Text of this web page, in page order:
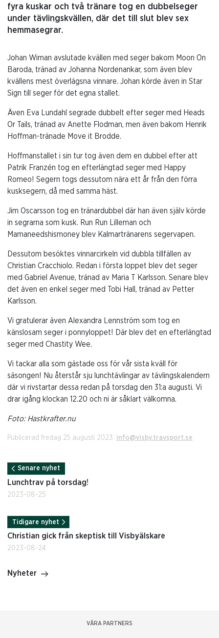
fyra kuskar och två tränare tog en dubbelseger
under tävlingskvällen, där det till slut blev sex
hemmasegrar.
Johan Wiman avslutade kvällen med seger bakom Moon On
Baroda, tränad av Johanna Nordenankar, som även blev
kvällens mest överlägsna vinnare. Johan körde även in Star
Sign till seger för det egna stallet.
Även Eva Lundahl segrade dubbelt efter seger med Heads
Or Tails, tränad av Anette Flodman, men även bakom Henrik
Hoffman-tränade Move it Brodde.
Hoffmanstallet i sin tur tog även dem en dubbel efter att
Patrik Franzén tog en efterlängtad seger med Happy
Romeo! Segern togs dessutom nära ett år från den förra
kusksegern, då med samma häst.
Jim Oscarsson tog en tränardubbel där han även själv körde
in segrarna som kusk. Run Run Lilleman och
Mamaneedshismoney blev Kalmartränarens segervapen.
Dessutom besöktes vinnarcirkeln vid dubbla tillfällen av
Christian Cracchiolo. Redan i första loppet blev det seger
med Gabriel Avenue, tränad av Maria T Karlsson. Senare blev
det även en enkel seger med Tobi Hall, tränad av Petter
Karlsson.
Vi gratulerar även Alexandra Lennström som tog en
känslosam seger i ponnyloppet! Där blev det en efterlängtad
seger med Chastity Wee.
Vi tackar alla som gästade oss för vår sista kväll för
säsongen! Nu återstår sju lunchtävlingar av tävlingskalendern
där vi rivstartar dessa redan på torsdag den 31:a augusti. Vi
drar igång klockan 12.20 och ni är såklart välkomna.
Foto: Hastkrafter.nu
Publicerad fredag 25 augusti 2023. info@visby.travsport.se
Senare nyhet
Lunchtrav på torsdag!
2023-08-25
Tidigare nyhet
Christian gick från skeptisk till Visbyälskare
2023-08-24
Nyheter
VÅRA PARTNERS